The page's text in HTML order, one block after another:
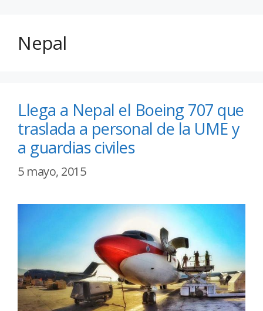
Nepal
Llega a Nepal el Boeing 707 que
traslada a personal de la UME y
a guardias civiles
5 mayo, 2015